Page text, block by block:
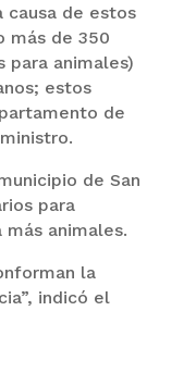
causa de estos
más de 350
para animales)
estos
de
de San
para
animales.
la
indicó el